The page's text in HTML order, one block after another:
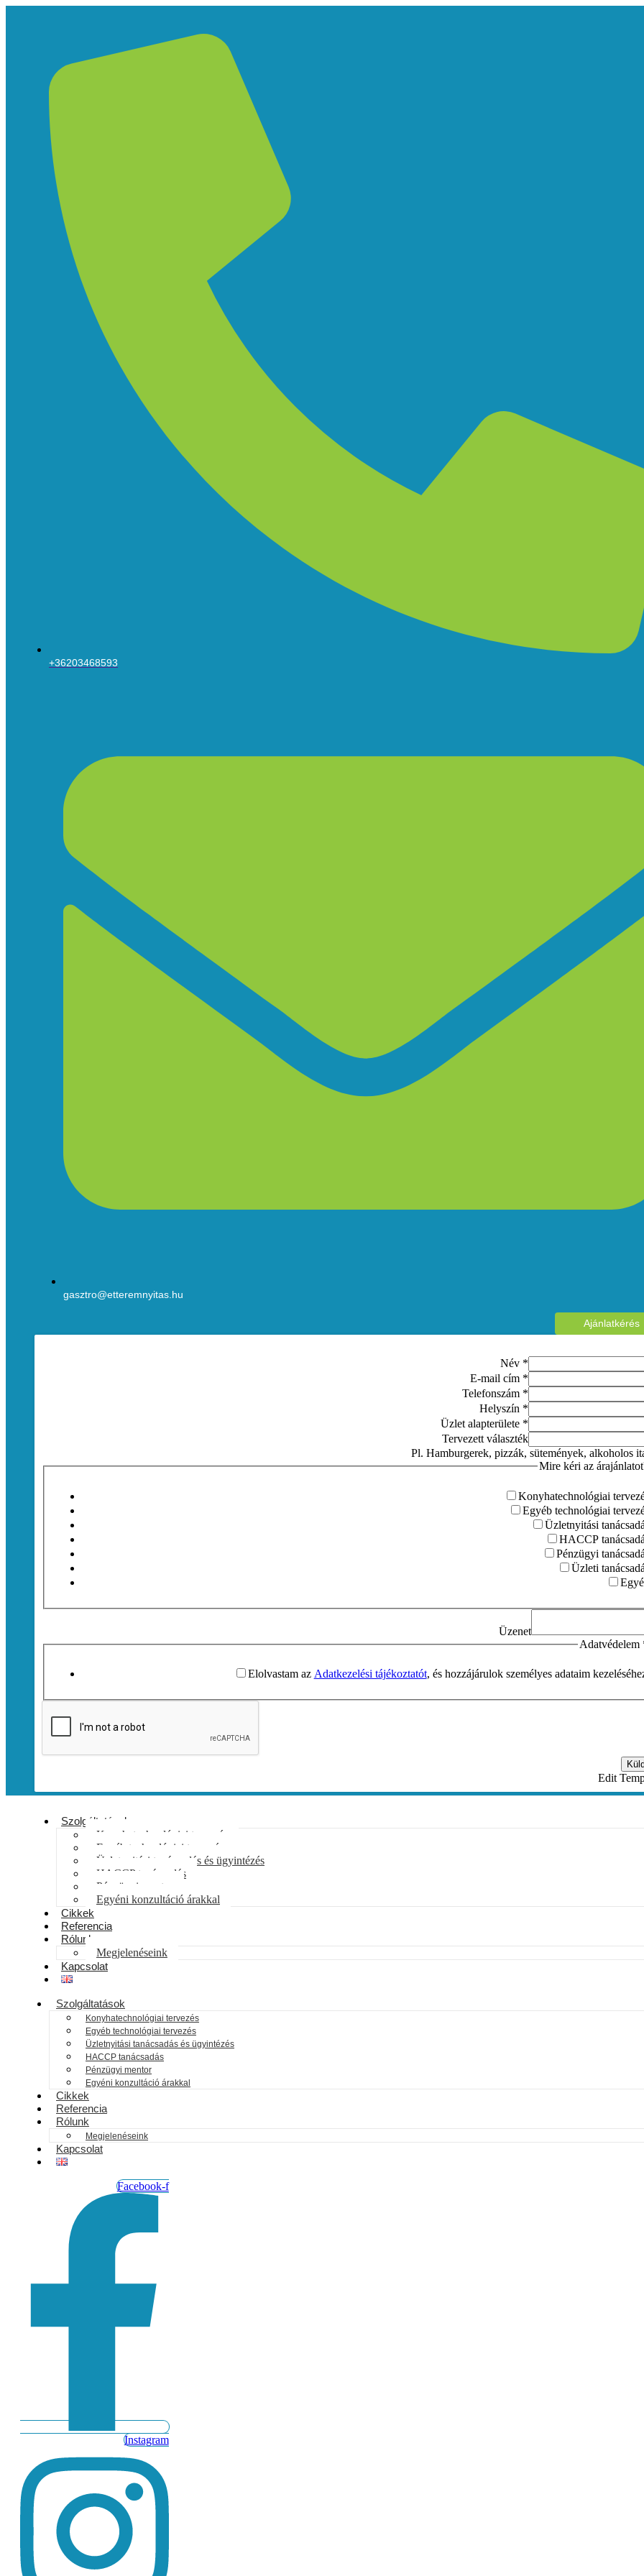
+36203468593
gasztro@etteremnyitas.hu
Ajánlatkérés
Név *
E-mail cím *
Telefonszám *
Helyszín *
Üzlet alapterülete *
Tervezett választék
Pl. Hamburgerek, pizzák, sütemények, alkoholos
Mire kéri az
Konyhatechnológiai
Egyéb technológiai
Üzletnyitási
HACCP
Pénzügyi
Üzleti
Üzenet
Adatvédelem
Elolvastam az Adatkezelési tájékoztatót, és hozzájárulok személyes adataim
Edit
Szolgáltatások
Konyhatechnológiai tervezés
Egyéb technológiai tervezés
Üzletnyitási tanácsadás és ügyintézés
HACCP tanácsadás
Pénzügyi mentor
Egyéni konzultáció árakkal
Cikkek
Referencia
Rólunk
Megjelenéseink
Kapcsolat
Szolgáltatások
Konyhatechnológiai tervezés
Egyéb technológiai tervezés
Üzletnyitási tanácsadás és ügyintézés
HACCP tanácsadás
Pénzügyi mentor
Egyéni konzultáció árakkal
Cikkek
Referencia
Rólunk
Megjelenéseink
Kapcsolat
Facebook-f
Instagram